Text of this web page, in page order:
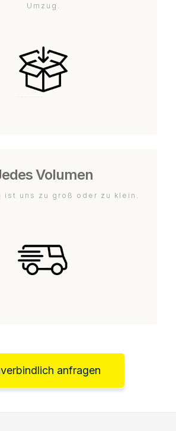
Umzug.
Volumen
ist uns zu groß oder zu klein.
anfragen